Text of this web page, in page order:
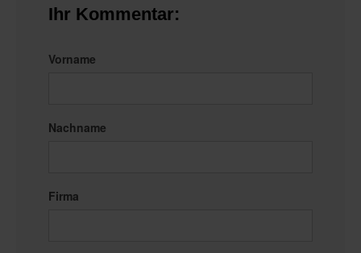
Ihr Kommentar:
Vorname
Nachname
Firma